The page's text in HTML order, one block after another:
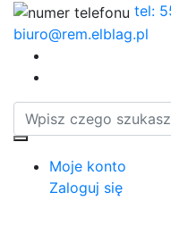
tel:
biuro@rem.elblag.pl
Moje konto
Zaloguj się